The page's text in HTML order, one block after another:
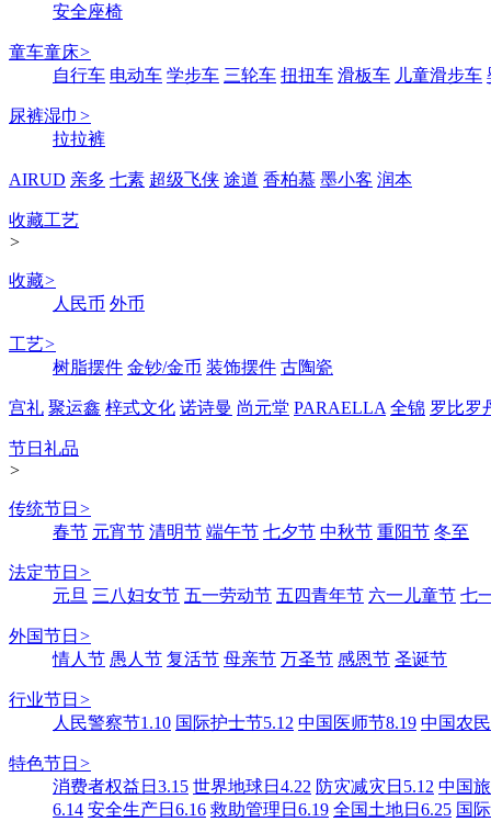
安全座椅
童车童床>
自行车 电动车 学步车 三轮车 扭扭车 滑板车 儿童滑步车
尿裤湿巾 >
拉拉裤
AIRUD 亲多 七素 超级飞侠 途道 香柏慕 墨小客 润本
收藏工艺
>
收藏>
人民币 外币
工艺>
树脂摆件 金钞/金币 装饰摆件 古陶瓷
宫礼 聚运鑫 梓式文化 诺诗曼 尚元堂 PARAELLA 全锦 罗比罗
节日礼品
>
传统节日 >
春节 元宵节 清明节 端午节 七夕节 中秋节 重阳节 冬至
法定节日 >
元旦 三八妇女节 五一劳动节 五四青年节 六一儿童节 七
外国节日 >
情人节 愚人节 复活节 母亲节 万圣节 感恩节 圣诞节
行业节日 >
人民警察节1.10 国际护士节5.12 中国医师节8.19 中国农
特色节日 >
消费者权益日3.15 世界地球日4.22 防灾减灾日5.12 中国
6.14 安全生产日6.16 救助管理日6.19 全国土地日6.25 国